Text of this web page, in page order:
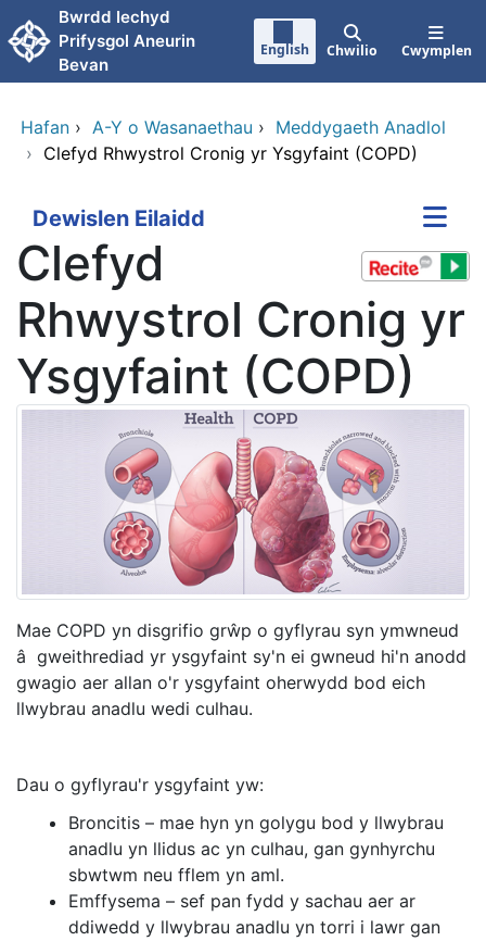
Neidio i'r prif gynnwy
Bwrdd Iechyd
Prifysgol Aneurin
Bevan
English Chwilio Cwymplen
Hafan › A-Y o Wasanaethau › Meddygaeth Anadlol
› Clefyd Rhwystrol Cronig yr Ysgyfaint (COPD)
Dewislen Eilaidd
Clefyd
Rhwystrol Cronig yr
Ysgyfaint (COPD)
Mae COPD yn disgrifio grŵp o gyflyrau syn ymwneud
â gweithrediad yr ysgyfaint sy'n ei gwneud hi'n anodd
gwagio aer allan o'r ysgyfaint oherwydd bod eich
llwybrau anadlu wedi culhau.
Dau o gyflyrau'r ysgyfaint yw:
Broncitis – mae hyn yn golygu bod y llwybrau
anadlu yn llidus ac yn culhau, gan gynhyrchu
sbwtwm neu fflem yn aml.
Emffysema – sef pan fydd y sachau aer ar
ddiwedd y llwybrau anadlu yn torri i lawr gan